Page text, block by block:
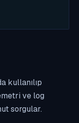
kullanılıp
ve log
sorgular.